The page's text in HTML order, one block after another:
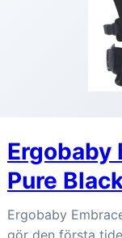
Ergobaby
Pure
Ergobaby
gör den första